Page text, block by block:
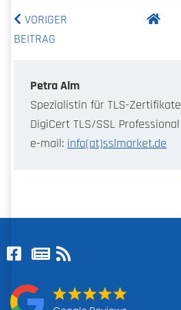
VORIGER
BEITRAG
Petra Alm
Spezialistin für TLS-Zertifikate
DigiCert TLS/SSL Professional
e-mail: info(at)sslmarket.de